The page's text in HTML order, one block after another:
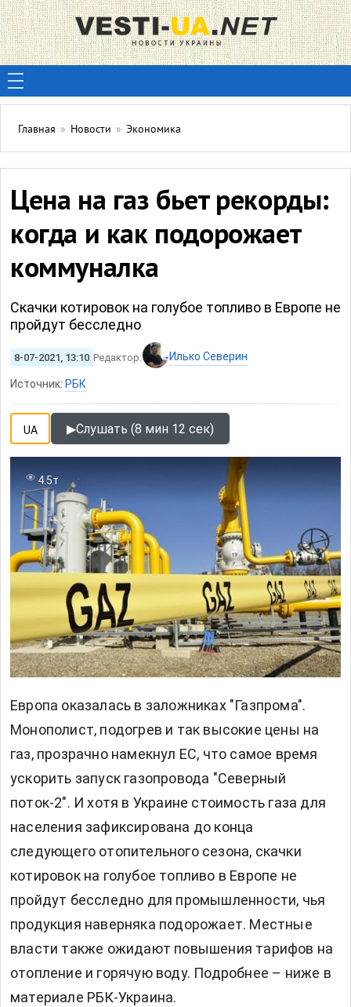
Главная » Новости » Экономика
Цена на газ бьет рекорды:
когда и как подорожает
коммуналка
Скачки котировок на голубое топливо в Европе не
пройдут бесследно
8-07-2021, 13:10 Редактор: Илько Северин
Источник: РБК
UA ▶Слушать (8 мин 12 сек)
4.5т
Европа оказалась в заложниках "Газпрома".
Монополист, подогрев и так высокие цены на
газ, прозрачно намекнул ЕС, что самое время
ускорить запуск газопровода "Северный
поток-2". И хотя в Украине стоимость газа для
населения зафиксирована до конца
следующего отопительного сезона, скачки
котировок на голубое топливо в Европе не
пройдут бесследно для промышленности, чья
продукция наверняка подорожает. Местные
власти также ожидают повышения тарифов на
отопление и горячую воду. Подробнее – ниже в
материале РБК-Украина.